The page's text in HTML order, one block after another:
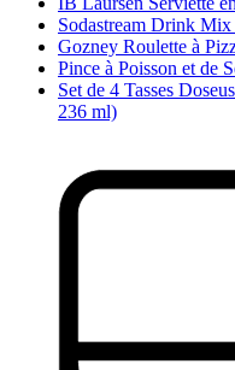
Sodastream Drink
Gozney Roulette à
Pince à Poisson et de
Set de 4 Tasses
236 ml)